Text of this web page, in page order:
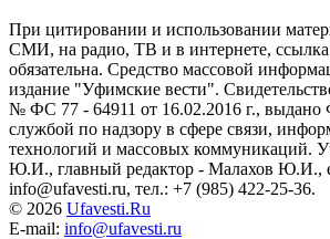
При цитировании и использовании
СМИ, на радио, ТВ и в интернете,
обязательна. Средство массовой
издание "Уфимские вести".
№ ФС 77 - 64911 от 16.02.2016 г., выдано
службой по надзору в сфере связи,
технологий и массовых коммуникаций.
Ю.И., главный редактор - Малахов Ю.И.,
info@ufavesti.ru, тел.: +7 (985) 422-25-36.
© 2026 Ufavesti.Ru
E-mail: info@ufavesti.ru